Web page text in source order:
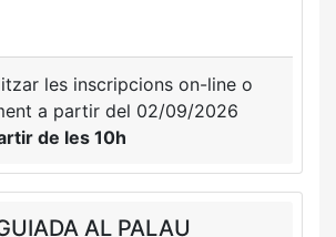
les inscripcions on-line o
a partir del 02/09/2026
de les 10h
AL PALAU